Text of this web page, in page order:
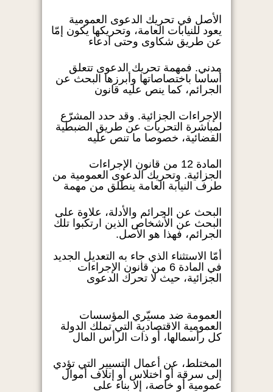
الأصل في تحريك الدعوى العمومية
يعود للنيابات العامة، وتحريكها يكون إمّا
عن طريق شكاوى وحتى ادعاء
مدني. فمهمة تحريك الدعوى تتعلق
أساسا باختصاصاتها وأبرزها البحث عن
الجرائم، كما ينص عليه قانون
الإجراءات الجزائية. وقد حدد المشرّع
لمباشرة التحريات عن طريق الضبطية
القضائية، خصوصا ما تنص عليه
المادة 12 من قانون الإجراءات
الجزائية. وتحريك الدعوى العمومية من
طرف النيابة العامة ينطلق من مهمة
البحث عن الجرائم والأدلة، علاوة على
البحث عن الأشخاص الذين ارتكبوا تلك
الجرائم، فهذا هو الأصل.
أمّا الاستثناء الذي جاء به التعديل الجديد
في المادة 6 من قانون الإجراءات
الجزائية، حيث لا تحرك الدعوى
العمومة ضد مسيّري المؤسسات
العمومية الاقتصادية التي تملك الدولة
كل رأسمالها، أو ذات الرأس المال
المختلط، عن أعمال التسيير التي تؤدي
إلى سرقة أو اختلاس أو إتلاف أموال
عمومية أو خاصة، إلا بناء على